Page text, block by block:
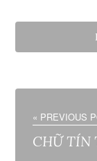
« PREVIOUS
CHỮ TÍN